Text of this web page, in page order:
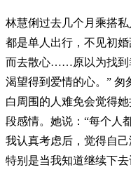
林慧俐过去几个月乘搭
都是单人出行，不见初
而去散心……原以为找到
渴望得到爱情的心。” 匆
白周围的人难免会觉得
段感情。她说：“每个人
我认真考虑后，觉得自
特别是当我知道继续下